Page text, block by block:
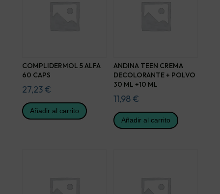
COMPLIDERMOL 5 ALFA
60 CAPS
27,23 €
Añadir al carrito
ANDINA TEEN CREMA
DECOLORANTE + POLVO
30 ML +10 ML
11,98 €
Añadir al carrito